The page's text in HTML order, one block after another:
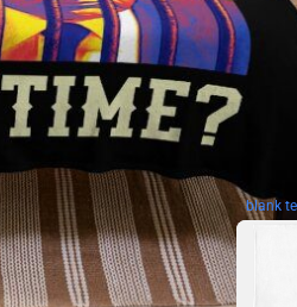
blank